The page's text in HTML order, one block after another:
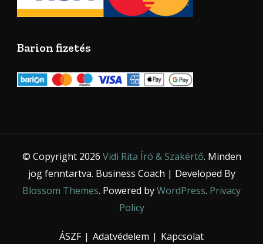
Barion fizetés
© Copyright 2026 Vidi Rita Író & Szakértő. Minden
jog fenntartva. Business Coach | Developed By
Blossom Themes. Powered byWordPress. Privacy
Policy
ÁSZF Adatvédelem Kapcsolat